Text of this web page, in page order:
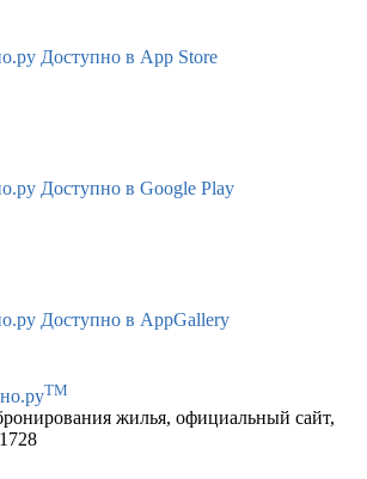
Доступно в App Store
Доступно в Google Play
Доступно в AppGallery
TM
жилья, официальный сайт,